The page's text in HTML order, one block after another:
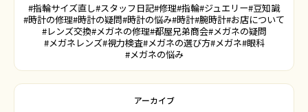
#指輪サイズ直し#スタッフ日記#修理#指輪#ジュエリー#豆知識
#時計の修理#時計の疑問#時計の悩み#時計#腕時計#お店について
#レンズ交換#メガネの修理#都屋兄弟商会#メガネの疑問
#メガネレンズ#視力検査#メガネの選び方#メガネ#眼科
#メガネの悩み
アーカイブ